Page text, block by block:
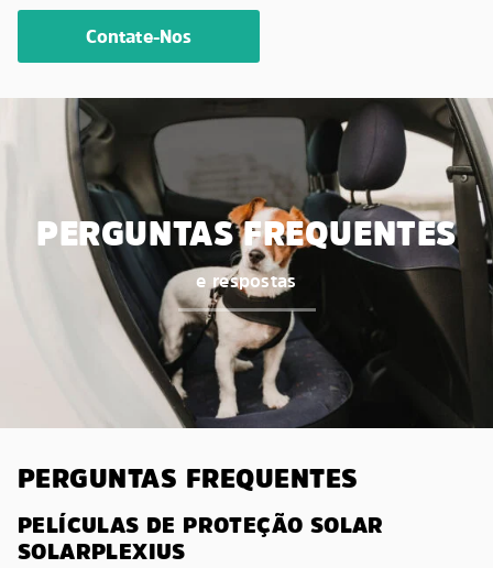
Contate-Nos
PERGUNTAS FREQUENTES
e respostas
PERGUNTAS FREQUENTES
PELÍCULAS DE PROTEÇÃO SOLAR
SOLARPLEXIUS